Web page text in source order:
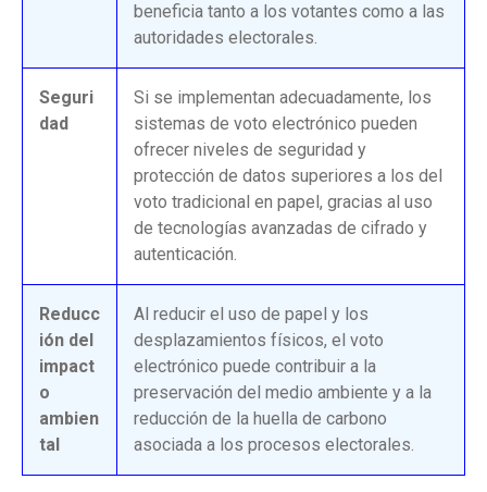
beneficia tanto a los votantes como a las
autoridades electorales.
Seguri
dad
Si se implementan adecuadamente, los
sistemas de voto electrónico pueden
ofrecer niveles de seguridad y
protección de datos superiores a los del
voto tradicional en papel, gracias al uso
de tecnologías avanzadas de cifrado y
autenticación.
Reducc
ión del
impact
o
ambien
tal
Al reducir el uso de papel y los
desplazamientos físicos, el voto
electrónico puede contribuir a la
preservación del medio ambiente y a la
reducción de la huella de carbono
asociada a los procesos electorales.